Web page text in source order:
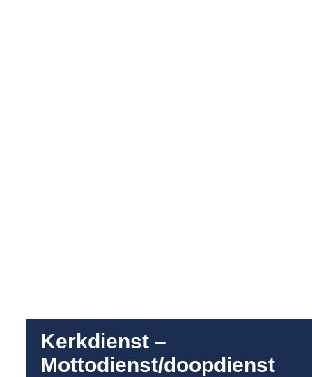
Kerkdienst –
Mottodienst/doopdienst